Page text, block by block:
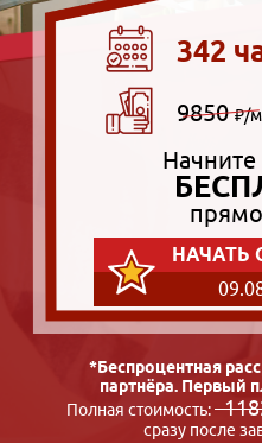
342
9850₽/
НАЧАТЬ
*Беспроцентная
партнёра. Первый
Полная стоимость:
сразу после